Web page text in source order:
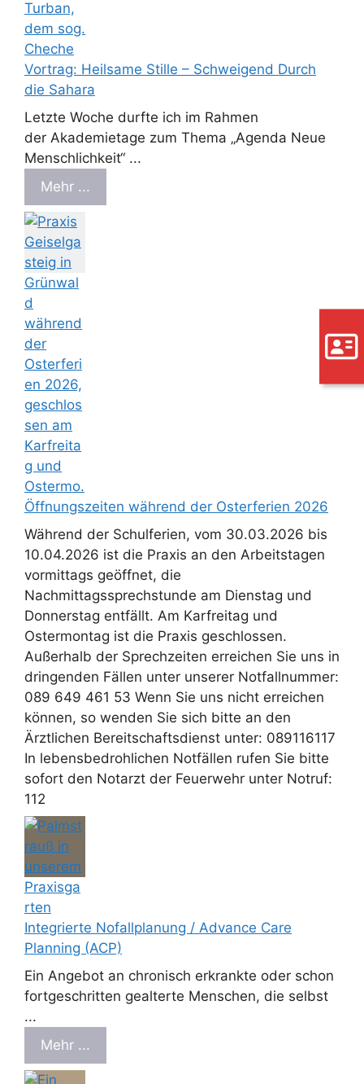
Vortrag: Heilsame Stille – Schweigend Durch
die Sahara
Letzte Woche durfte ich im Rahmen
der Akademietage zum Thema „Agenda Neue
Menschlichkeit“ ...
Mehr ...
Öffnungszeiten während der Osterferien 2026
Während der Schulferien, vom 30.03.2026 bis
10.04.2026 ist die Praxis an den Arbeitstagen
vormittags geöffnet, die
Nachmittagssprechstunde am Dienstag und
Donnerstag entfällt. Am Karfreitag und
Ostermontag ist die Praxis geschlossen.
Außerhalb der Sprechzeiten erreichen Sie uns in
dringenden Fällen unter unserer Notfallnummer:
089 649 461 53 Wenn Sie uns nicht erreichen
können, so wenden Sie sich bitte an den
Ärztlichen Bereitschaftsdienst unter: 089116117
In lebensbedrohlichen Notfällen rufen Sie bitte
sofort den Notarzt der Feuerwehr unter Notruf:
112
Integrierte Nofallplanung / Advance Care
Planning (ACP)
Ein Angebot an chronisch erkrankte oder schon
fortgeschritten gealterte Menschen, die selbst
...
Mehr ...